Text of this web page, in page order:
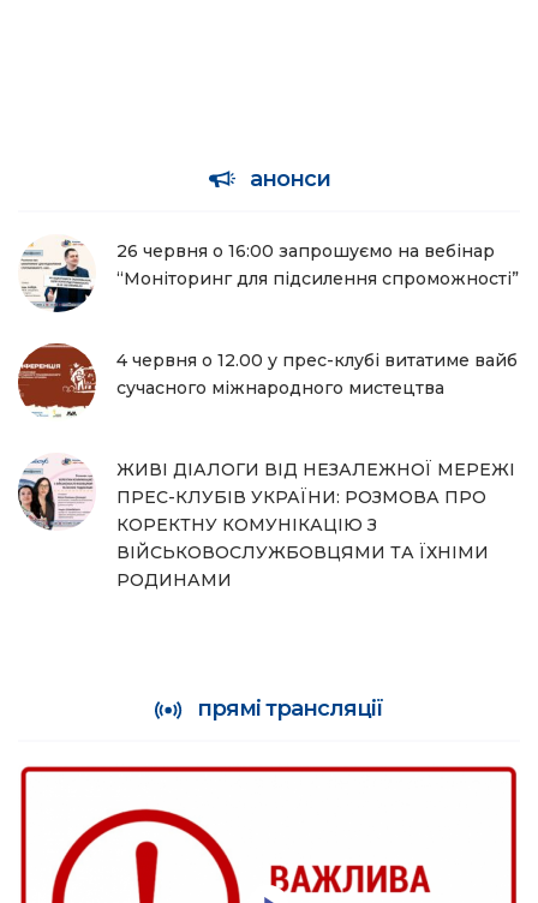
анонси
26 червня о 16:00 запрошуємо на вебінар
“Моніторинг для підсилення спроможності”
4 червня о 12.00 у прес-клубі витатиме вайб
сучасного міжнародного мистецтва
ЖИВІ ДІАЛОГИ ВІД НЕЗАЛЕЖНОЇ МЕРЕЖІ
ПРЕС-КЛУБІВ УКРАЇНИ: РОЗМОВА ПРО
КОРЕКТНУ КОМУНІКАЦІЮ З
ВІЙСЬКОВОСЛУЖБОВЦЯМИ ТА ЇХНІМИ
РОДИНАМИ
прямі трансляції